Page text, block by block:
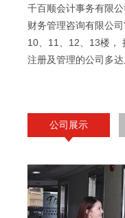
千百顺会计事务有限
财务管理咨询有限公
10、11、12、13楼，
注册及管理的公司多
公司展示